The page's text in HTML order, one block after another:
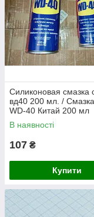
Силиконовая смазка
вд40 200 мл. /
WD-40 Китай 200 мл
В наявності
107 ₴
Купити